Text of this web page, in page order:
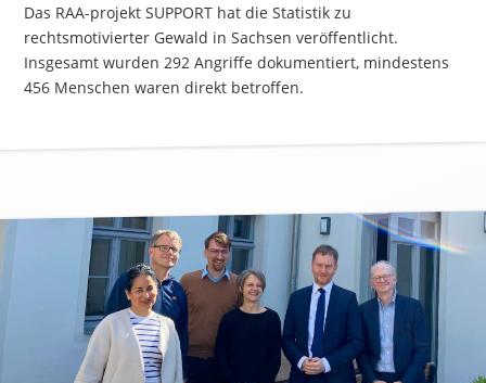
Das RAA-projekt SUPPORT hat die Statistik zu
rechtsmotivierter Gewald in Sachsen veröffentlicht.
Insgesamt wurden 292 Angriffe dokumentiert, mindestens
456 Menschen waren direkt betroffen.